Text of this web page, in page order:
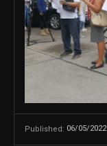
Published: 06/05/2022